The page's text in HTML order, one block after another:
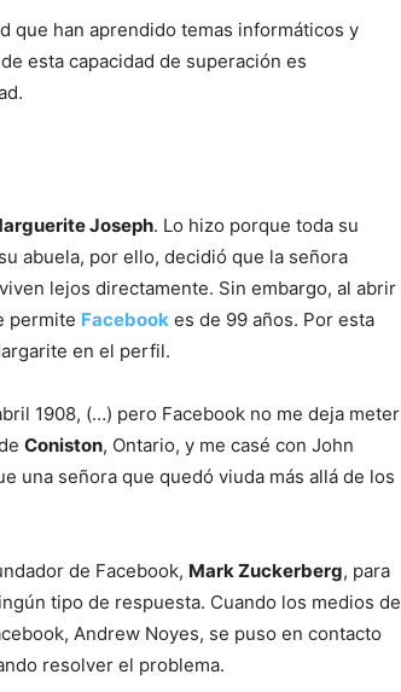
que han aprendido temas informáticos y
esta capacidad de superación es
Joseph. Lo hizo porque toda su
abuela, por ello, decidió que la señora
lejos directamente. Sin embargo, al abrir
permite Facebook es de 99 años. Por esta
en el perfil.
1908, (…) pero Facebook no me deja meter
Coniston, Ontario, y me casé con John
una señora que quedó viuda más allá de los
de Facebook, Mark Zuckerberg, para
tipo de respuesta. Cuando los medios de
Andrew Noyes, se puso en contacto
resolver el problema.